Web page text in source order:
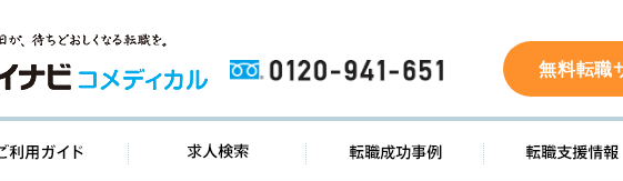
0120-941-651 無料転職
ージ ご利用ガイド 求人検索 転職成功事例